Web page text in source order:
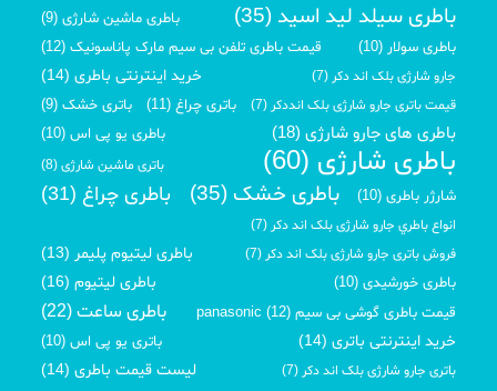
باطری سیلد لید اسید (35)
باطری ماشین شارژی (9)
باطری سولار (10)
قیمت باطری تلفن بی سیم مارک پاناسونیک (12)
جارو شارژی بلک اند دکر (7) خرید اینترنتی باطری (14)
قیمت باتری جارو شارژی بلک انددکر (7) باتری چراغ (11) باتری خشک (9)
باطری های جارو شارژی (18) باطری یو پی اس (10)
باطری شارژی (60) باتری ماشین شارژی (8)
شارژر باطری (10) باطری خشک (35) باطری چراغ (31)
انواع باطري جارو شارژی بلک اند دکر (7)
فروش باتری جارو شارژی بلک اند دکر (7)
باطری لیتیوم پلیمر (13)
باطری خورشیدی (10) باطری لیتیوم (16)
قیمت باطری گوشی بی سیم panasonic (12) باطری ساعت (22)
خرید اینترنتی باتری (14) باتری یو پی اس (10)
باتری جارو شارژی بلک اند دکر (7) لیست قیمت باطری (14)